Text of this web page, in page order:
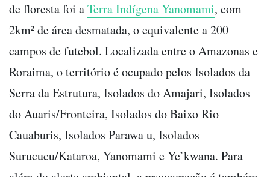
de floresta foi aTerra Indígena Yanomami, com
2km² de área desmatada, o equivalente a 200
campos de futebol. Localizada entre o Amazonas e
Roraima, o território é ocupado pelos Isolados da
Serra da Estrutura, Isolados do Amajari, Isolados
do Auaris/Fronteira, Isolados do Baixo Rio
Cauaburis, Isolados Parawa u, Isolados
Surucucu/Kataroa, Yanomami e Ye’kwana. Para